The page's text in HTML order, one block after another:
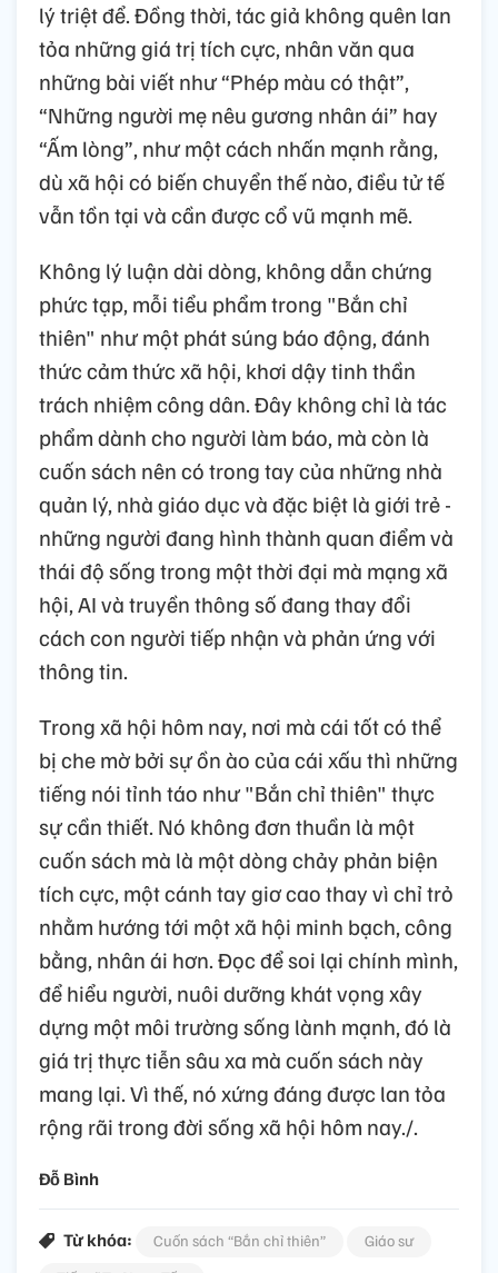
lý triệt để. Đồng thời, tác giả không quên lan
tỏa những giá trị tích cực, nhân văn qua
những bài viết như “Phép màu có thật”,
“Những người mẹ nêu gương nhân ái” hay
“Ấm lòng”, như một cách nhấn mạnh rằng,
dù xã hội có biến chuyển thế nào, điều tử tế
vẫn tồn tại và cần được cổ vũ mạnh mẽ.
Không lý luận dài dòng, không dẫn chứng
phức tạp, mỗi tiểu phẩm trong "Bắn chỉ
thiên" như một phát súng báo động, đánh
thức cảm thức xã hội, khơi dậy tinh thần
trách nhiệm công dân. Đây không chỉ là tác
phẩm dành cho người làm báo, mà còn là
cuốn sách nên có trong tay của những nhà
quản lý, nhà giáo dục và đặc biệt là giới trẻ -
những người đang hình thành quan điểm và
thái độ sống trong một thời đại mà mạng xã
hội, AI và truyền thông số đang thay đổi
cách con người tiếp nhận và phản ứng với
thông tin.
Trong xã hội hôm nay, nơi mà cái tốt có thể
bị che mờ bởi sự ồn ào của cái xấu thì những
tiếng nói tỉnh táo như "Bắn chỉ thiên" thực
sự cần thiết. Nó không đơn thuần là một
cuốn sách mà là một dòng chảy phản biện
tích cực, một cánh tay giơ cao thay vì chỉ trỏ
nhằm hướng tới một xã hội minh bạch, công
bằng, nhân ái hơn. Đọc để soi lại chính mình,
để hiểu người, nuôi dưỡng khát vọng xây
dựng một môi trường sống lành mạnh, đó là
giá trị thực tiễn sâu xa mà cuốn sách này
mang lại. Vì thế, nó xứng đáng được lan tỏa
rộng rãi trong đời sống xã hội hôm nay./.
Đỗ Bình
Từ khóa: Cuốn sách “Bắn chỉ thiên”
Giáo sư